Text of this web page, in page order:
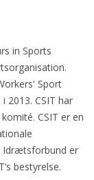
in Sports
Sport
2013. CSIT har
CSIT er en
Idrætsforbund er
bestyrelse.